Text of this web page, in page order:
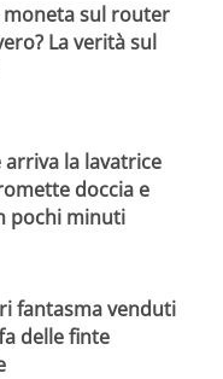
sul router
La verità sul
arriva la lavatrice
doccia e
pochi minuti
fantasma venduti
delle finte